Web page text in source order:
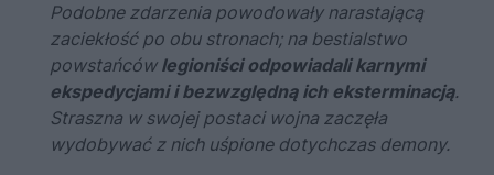
Podobne zdarzenia powodowały narastającą
zaciekłość po obu stronach; na bestialstwo
powstańców legioniści odpowiadali karnymi
ekspedycjami i bezwzględną ich eksterminacją.
Straszna w swojej postaci wojna zaczęła
wydobywać z nich uśpione dotychczas demony.